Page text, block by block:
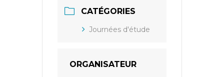
CATÉGORIES
Journées d'étude
ORGANISATEUR